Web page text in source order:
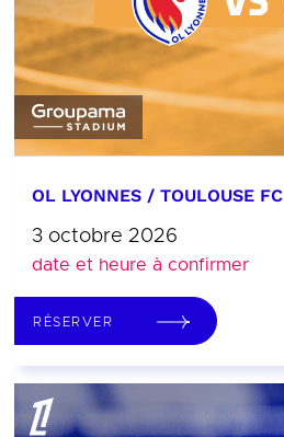
OL LYONNES / TOULOUSE FC
3 octobre 2026
date et heure à confirmer
RÉSERVER